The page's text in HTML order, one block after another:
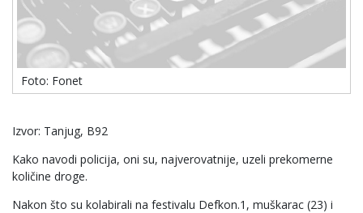
Foto: Fonet
Izvor: Tanjug, B92
Kako navodi policija, oni su, najverovatnije, uzeli prekomerne
količine droge.
Nakon što su kolabirali na festivalu Defkon.1, muškarac (23) i